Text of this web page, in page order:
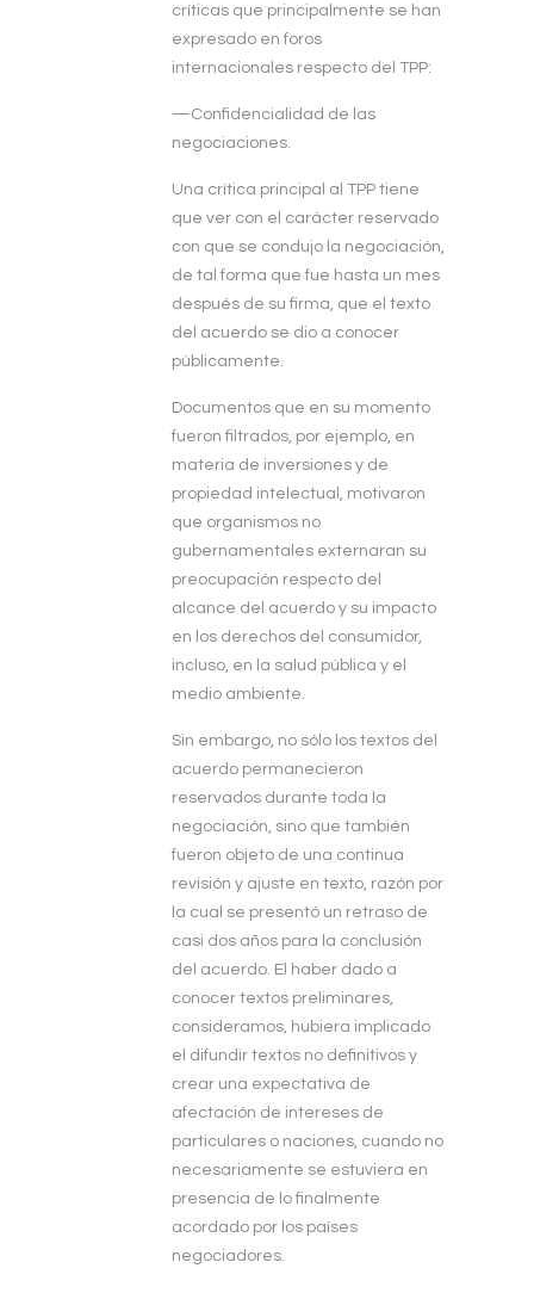
críticas que principalmente se han
expresado en foros
internacionales respecto del TPP:
—Confidencialidad de las
negociaciones.
Una crítica principal al TPP tiene
que ver con el carácter reservado
con que se condujo la negociación,
de tal forma que fue hasta un mes
después de su firma, que el texto
del acuerdo se dio a conocer
públicamente.
Documentos que en su momento
fueron filtrados, por ejemplo, en
materia de inversiones y de
propiedad intelectual, motivaron
que organismos no
gubernamentales externaran su
preocupación respecto del
alcance del acuerdo y su impacto
en los derechos del consumidor,
incluso, en la salud pública y el
medio ambiente.
Sin embargo, no sólo los textos del
acuerdo permanecieron
reservados durante toda la
negociación, sino que también
fueron objeto de una continua
revisión y ajuste en texto, razón por
la cual se presentó un retraso de
casi dos años para la conclusión
del acuerdo. El haber dado a
conocer textos preliminares,
consideramos, hubiera implicado
el difundir textos no definitivos y
crear una expectativa de
afectación de intereses de
particulares o naciones, cuando no
necesariamente se estuviera en
presencia de lo finalmente
acordado por los países
negociadores.